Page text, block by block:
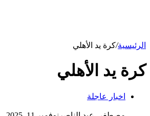
الرئيسية/كرة يد الأهلي
كرة يد الأهلي
اخبار عاجلة